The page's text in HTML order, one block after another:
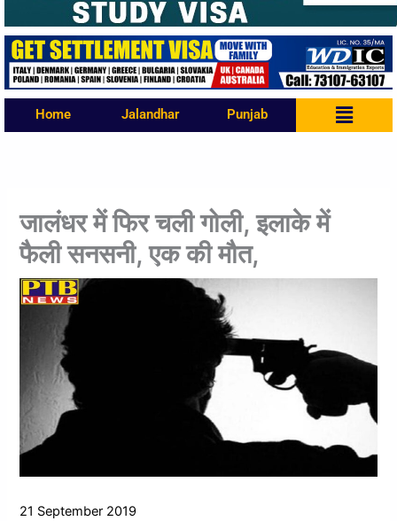
Home Jalandhar Punjab Menu
जालंधर में फिर चली गोली, इलाके में
फैली सनसनी, एक की मौत,
21 September 2019